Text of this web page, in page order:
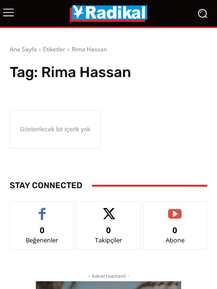
Ana Sayfa Etiketler Rima Hassan
Tag: Rima Hassan
Gösterilecek bir içerik yok
STAY CONNECTED
0
Beğenenler
0
Takipçiler
0
Abone
- Advertisement -